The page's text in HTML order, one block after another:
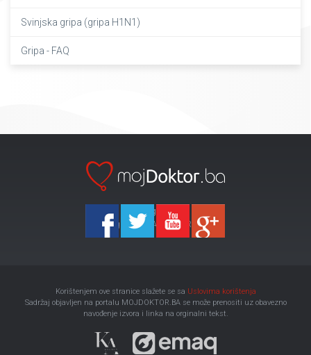
Svinjska gripa (gripa H1N1)
Gripa - FAQ
Ka-Agencija
Copyright 2026 All Right Reserved
Korištenjem ove stranice slažete se sa Uslovima korištenja
Sadržaj objavljen na portalu MOJDOKTOR.BA se može prenositi uz obavezno
navođenje izvora i linka na orginalni tekst.